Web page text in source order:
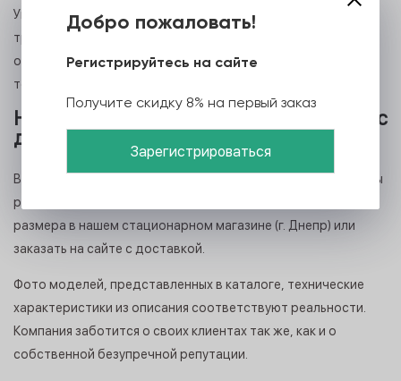
Уникальность коллекции — в адаптации под любые модные
тренды. За этим пристально следят дизайнеры
объединенного евробренда, которые, по сути, и задают
тон высокой практичной моды.
Новые коллекции обуви Bugatti в Киеве с
доставкой по Украине
Влюбленным в беспрецедентное швейцарское качество мы
рекомендуем купить обувь Бугатти актуального фасона и
размера в нашем стационарном магазине (г. Днепр) или
заказать на сайте с доставкой.
Фото моделей, представленных в каталоге, технические
характеристики из описания соответствуют реальности.
Компания заботится о своих клиентах так же, как и о
собственной безупречной репутации.
Добро пожаловать!
Регистрируйтесь на сайте
Получите скидку 8% на первый заказ